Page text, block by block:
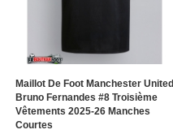
Maillot De Foot Manchester United
Bruno Fernandes #8 Troisième
Vêtements 2025-26 Manches
Courtes